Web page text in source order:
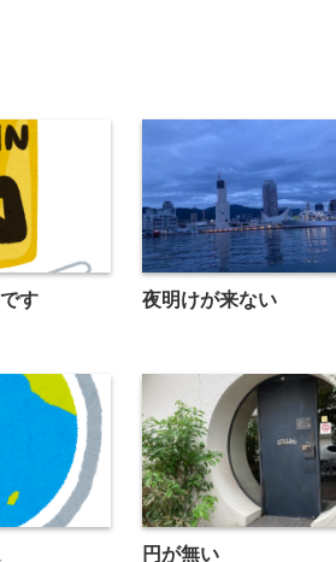
す 夜明けが来ない
円が無い